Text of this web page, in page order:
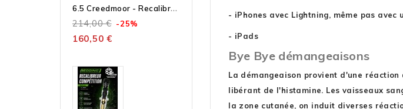
6
.5 Creedmoor - Recalibreur De Collet Compétition – Outil Seul À Bushing Micrométrique
214,00 € -25%
160,50 €
- iPhones avec Lightning, même pas
- iPads
Bye Bye démangeaisons
La démangeaison provient d'une
libérant de l'histamine. Les vaisseaux
la zone cutanée, on induit diverses